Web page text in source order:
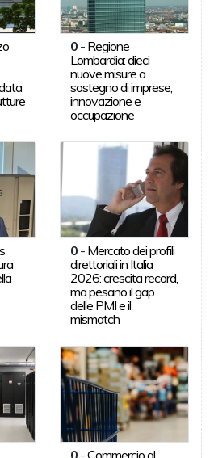
0 - Regione
Lombardia: dieci
nuove misure a
sostegno di imprese,
innovazione e
occupazione
0 - Mercato dei profili
direttoriali in Italia
2026: crescita record,
ma pesano il gap
delle PMI e il
mismatch
0 -Commercio al